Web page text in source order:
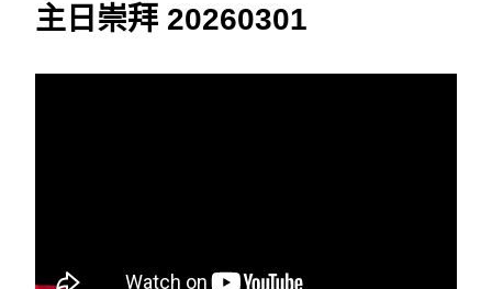
主日崇拜 20260301